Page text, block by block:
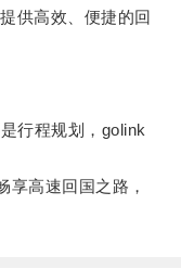
供高效、便捷的回
行程规划，golink
高速回国之路，